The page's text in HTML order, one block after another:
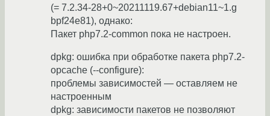
(= 7.2.34-28+0~20211119.67+debian11~1.g
bpf24e81), однако:
Пакет php7.2-common пока не настроен.
dpkg: ошибка при обработке пакета php7.2-
opcache (--configure):
проблемы зависимостей — оставляем не
настроенным
dpkg: зависимости пакетов не позволяют